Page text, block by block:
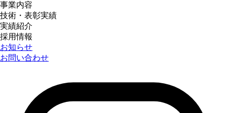
事業内容
技術・表彰実績
実績紹介
採用情報
お知らせ
お問い合わせ